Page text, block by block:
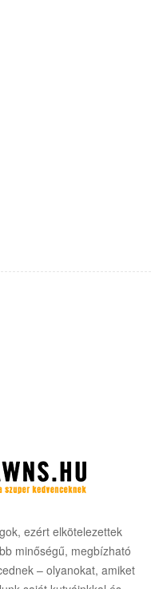
ezért elkötelezettek
minőségű, megbízható
– olyanokat, amiket